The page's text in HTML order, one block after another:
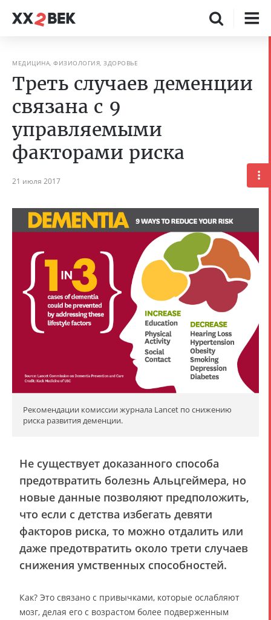
МЕДИЦИНА, ФИЗИОЛОГИЯ, ЗДОРОВЬЕ
Треть случаев деменции
связана с 9
управляемыми
факторами риска
21 июля 2017
Рекомендации комиссии журнала Lancet по снижению
риска развития деменции.
Не существует доказанного способа
предотвратить болезнь Альцгеймера, но
новые данные позволяют предположить,
что если с детства избегать девяти
факторов риска, то можно отдалить или
даже предотвратить около трети случаев
снижения умственных способностей.
Как? Это связано с привычками, которые ослабляют
мозг, делая его с возрастом более подверженным